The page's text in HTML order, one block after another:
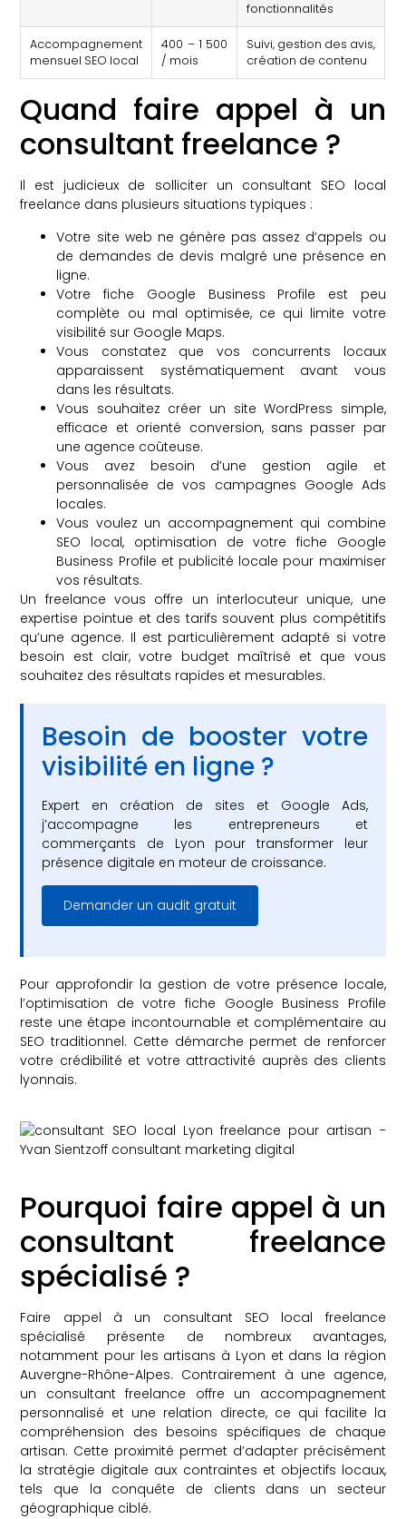
fonctionnalités
Accompagnement
mensuel SEO local
400 – 1 500
/ mois
Suivi, gestion des avis,
création de contenu
Quand faire appel à un
consultant freelance ?
Il est judicieux de solliciter un consultant SEO local
freelance dans plusieurs situations typiques :
Votre site web ne génère pas assez d’appels ou
de demandes de devis malgré une présence en
ligne.
Votre fiche Google Business Profile est peu
complète ou mal optimisée, ce qui limite votre
visibilité sur Google Maps.
Vous constatez que vos concurrents locaux
apparaissent systématiquement avant vous
dans les résultats.
Vous souhaitez créer un site WordPress simple,
efficace et orienté conversion, sans passer par
une agence coûteuse.
Vous avez besoin d’une gestion agile et
personnalisée de vos campagnes Google Ads
locales.
Vous voulez un accompagnement qui combine
SEO local, optimisation de votre fiche Google
Business Profile et publicité locale pour maximiser
vos résultats.
Un freelance vous offre un interlocuteur unique, une
expertise pointue et des tarifs souvent plus compétitifs
qu’une agence. Il est particulièrement adapté si votre
besoin est clair, votre budget maîtrisé et que vous
souhaitez des résultats rapides et mesurables.
Besoin de booster votre
visibilité en ligne ?
Expert en création de sites et Google Ads,
j’accompagne les entrepreneurs et
commerçants de Lyon pour transformer leur
présence digitale en moteur de croissance.
Demander un audit gratuit
Pour approfondir la gestion de votre présence locale,
l’optimisation de votre fiche Google Business Profile
reste une étape incontournable et complémentaire au
SEO traditionnel. Cette démarche permet de renforcer
votre crédibilité et votre attractivité auprès des clients
lyonnais.
Pourquoi faire appel à un
consultant freelance
spécialisé ?
Faire appel à un consultant SEO local freelance
spécialisé présente de nombreux avantages,
notamment pour les artisans à Lyon et dans la région
Auvergne-Rhône-Alpes. Contrairement à une agence,
un consultant freelance offre un accompagnement
personnalisé et une relation directe, ce qui facilite la
compréhension des besoins spécifiques de chaque
artisan. Cette proximité permet d’adapter précisément
la stratégie digitale aux contraintes et objectifs locaux,
tels que la conquête de clients dans un secteur
géographique ciblé.